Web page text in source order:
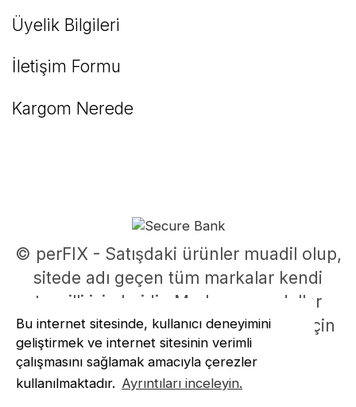
Bu internet sitesinde, kullanıcı deneyimini
geliştirmek ve internet sitesinin verimli
çalışmasını sağlamak amacıyla çerezler
kullanılmaktadır. Ayrıntıları inceleyin.
Üyelik Bilgileri
İletişim Formu
Kargom Nerede
© perFIX - Satışdaki ürünler muadil olup,
sitede adı geçen tüm markalar kendi
tescilli isimleridir. Marka ve modeller
parça uyumluluklarının belirlenmesi için
kullanılmıştır.
ideasoft
e-